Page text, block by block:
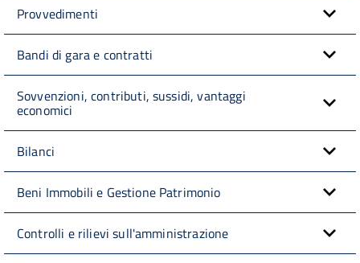
Provvedimenti
Bandi di gara e contratti
Sovvenzioni, contributi, sussidi, vantaggi
economici
Bilanci
Beni Immobili e Gestione Patrimonio
Controlli e rilievi sull'amministrazione